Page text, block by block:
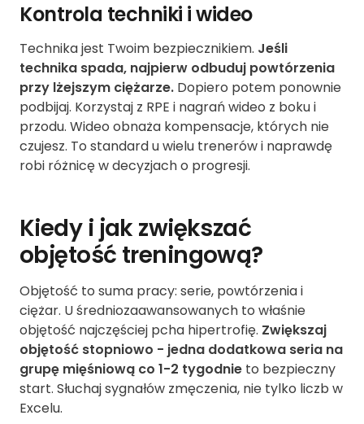
Kontrola techniki i wideo
Technika jest Twoim bezpiecznikiem. Jeśli
technika spada, najpierw odbuduj powtórzenia
przy lżejszym ciężarze. Dopiero potem ponownie
podbijaj. Korzystaj z RPE i nagrań wideo z boku i
przodu. Wideo obnaża kompensacje, których nie
czujesz. To standard u wielu trenerów i naprawdę
robi różnicę w decyzjach o progresji.
Kiedy i jak zwiększać
objętość treningową?
Objętość to suma pracy: serie, powtórzenia i
ciężar. U średniozaawansowanych to właśnie
objętość najczęściej pcha hipertrofię. Zwiększaj
objętość stopniowo - jedna dodatkowa seria na
grupę mięśniową co 1-2 tygodnie to bezpieczny
start. Słuchaj sygnałów zmęczenia, nie tylko liczb w
Excelu.